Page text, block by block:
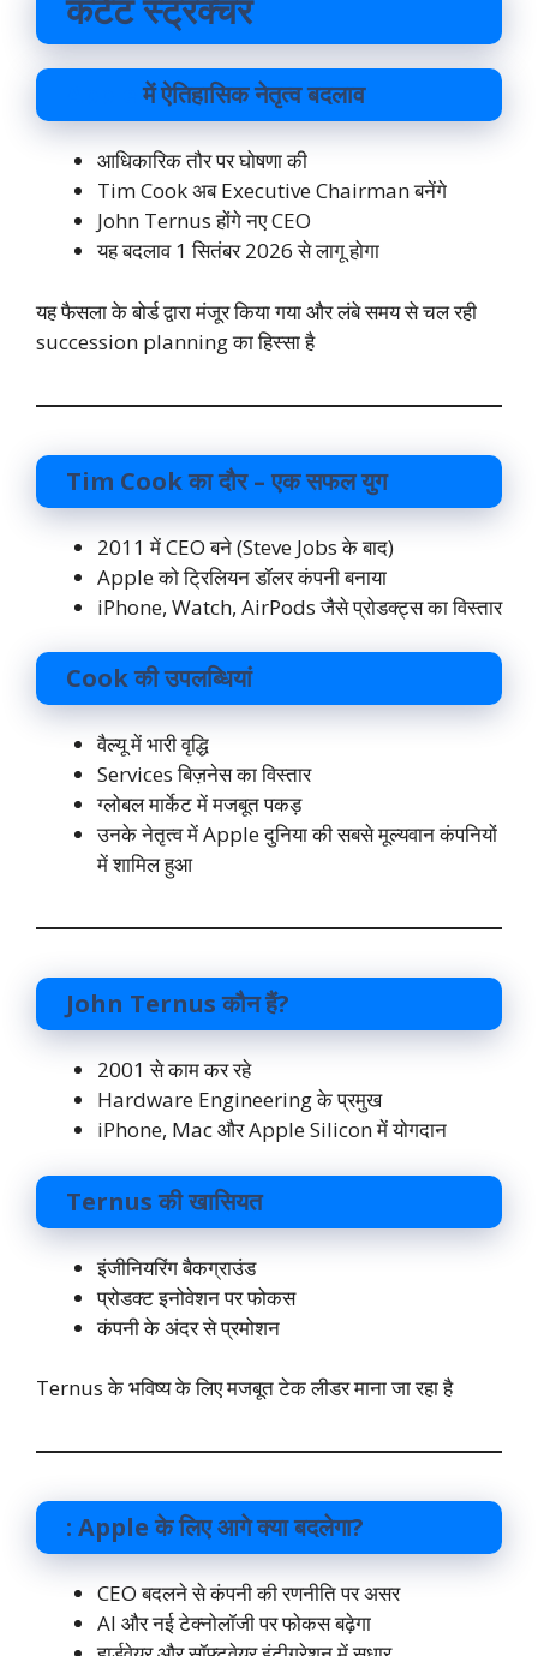
कंटेंट स्ट्रक्चर
Appleमें ऐतिहासिक नेतृत्व बदलाव
आधिकारिक तौर पर घोषणा की
Tim Cook अब Executive Chairman बनेंगे
John Ternus होंगे नए CEO
यह बदलाव 1 सितंबर 2026 से लागू होगा
यह फैसला के बोर्ड द्वारा मंजूर किया गया और लंबे समय से चल रही
succession planning का हिस्सा है
Tim Cook का दौर – एक सफल युग
2011 में CEO बने (Steve Jobs के बाद)
Apple को ट्रिलियन डॉलर कंपनी बनाया
iPhone, Watch, AirPods जैसे प्रोडक्ट्स का विस्तार
Cook की उपलब्धियां
वैल्यू में भारी वृद्धि
Services बिज़नेस का विस्तार
ग्लोबल मार्केट में मजबूत पकड़
उनके नेतृत्व में Apple दुनिया की सबसे मूल्यवान कंपनियों
में शामिल हुआ
John Ternus कौन हैं?
2001 से काम कर रहे
Hardware Engineering के प्रमुख
iPhone, Mac और Apple Silicon में योगदान
Ternus की खासियत
इंजीनियरिंग बैकग्राउंड
प्रोडक्ट इनोवेशन पर फोकस
कंपनी के अंदर से प्रमोशन
Ternus के भविष्य के लिए मजबूत टेक लीडर माना जा रहा है
: Apple के लिए आगे क्या बदलेगा?
CEO बदलने से कंपनी की रणनीति पर असर
AI और नई टेक्नोलॉजी पर फोकस बढ़ेगा